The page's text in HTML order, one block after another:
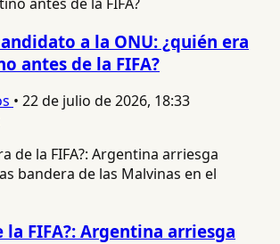
a la ONU: ¿quién era
antes de la FIFA?
• 22 de julio de 2026, 18:33
la FIFA?: Argentina arriesga